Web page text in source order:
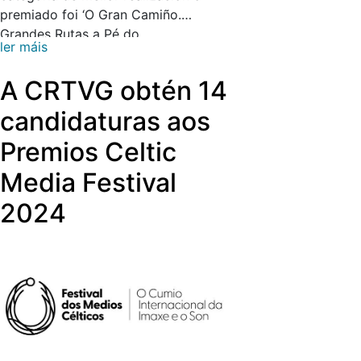
premiado foi ‘O Gran Camiño.
Grandes Rutas a Pé do
Mundo’, participado tamén pola TVG.
ler máis
A CRTVG obtén 14
candidaturas aos
Premios Celtic
Media Festival
2024